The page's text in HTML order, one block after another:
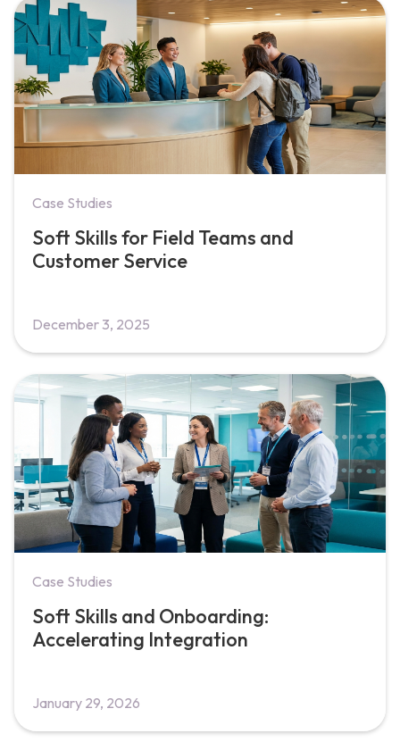
Case Studies
Soft Skills for Field Teams and
Customer Service
December 3, 2025
Case Studies
Soft Skills and Onboarding:
Accelerating Integration
January 29, 2026